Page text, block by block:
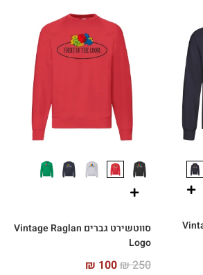
סווטשירט גברים Vintage Raglan
Logo
₪250
₪ 100